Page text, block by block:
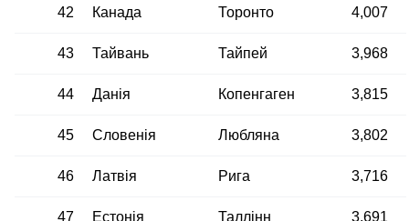
42 Канада Торонто 4,007
43 Тайвань Тайпей 3,968
44 Данія Копенгаген 3,815
45 Словенія Любляна 3,802
46 Латвія Рига 3,716
47 Естонія Таллінн 3,691